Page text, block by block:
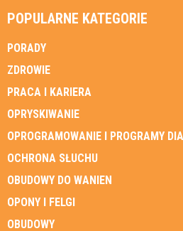
POPULARNE KATEGORIE
PORADY
ZDROWIE
PRACA I KARIERA
OPRYSKIWANIE
OPROGRAMOWANIE I PROGRAMY
OCHRONA SŁUCHU
OBUDOWY DO WANIEN
OPONY I FELGI
OBUDOWY